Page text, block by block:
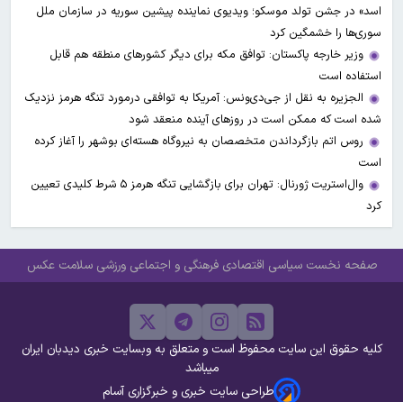
اسد» در جشن تولد موسکو؛ ویدیوی نماینده پیشین سوریه در سازمان ملل
سوری‌ها را خشمگین کرد
وزیر خارجه پاکستان: توافق مکه برای دیگر کشورهای منطقه هم قابل
استفاده است
الجزیره به نقل از جی‌دی‌ونس: آمریکا به توافقی درمورد تنگه هرمز نزدیک
شده است که ممکن است در روزهای آینده منعقد شود
روس اتم بازگرداندن متخصصان به نیروگاه هسته‌ای بوشهر را آغاز کرده
است
وال‌استریت ژورنال: تهران برای بازگشایی تنگه هرمز ۵ شرط کلیدی تعیین
کرد
صفحه نخست سیاسی اقتصادی فرهنگی و اجتماعی ورزشی سلامت عکس
کلیه حقوق این سایت محفوظ است و متعلق به وبسایت خبری دیدبان ایران
میباشد
طراحی سایت خبری و خبرگزاری آسام